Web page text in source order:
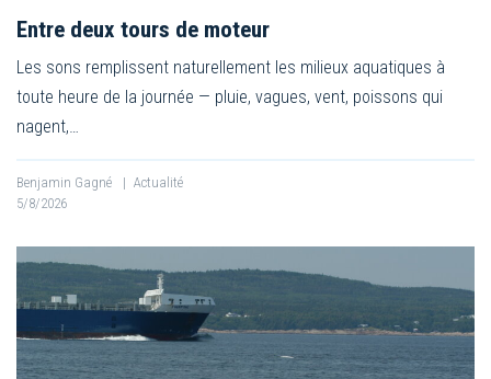
Entre deux tours de moteur
Les sons remplissent naturellement les milieux aquatiques à
toute heure de la journée — pluie, vagues, vent, poissons qui
nagent,…
Benjamin Gagné | Actualité
5/8/2026